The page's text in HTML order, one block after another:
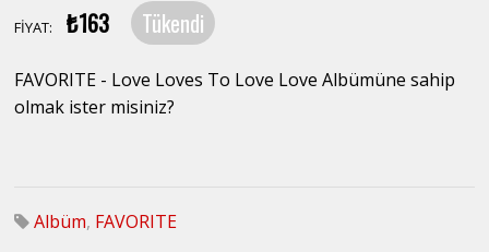
FİYAT: ₺163 Tükendi
FAVORITE - Love Loves To Love Love Albümüne sahip
olmak ister misiniz?
Albüm, FAVORITE